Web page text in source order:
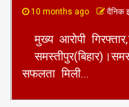
10 months ago दैनिक
मुख्य आरोपी
सफलता मिली...